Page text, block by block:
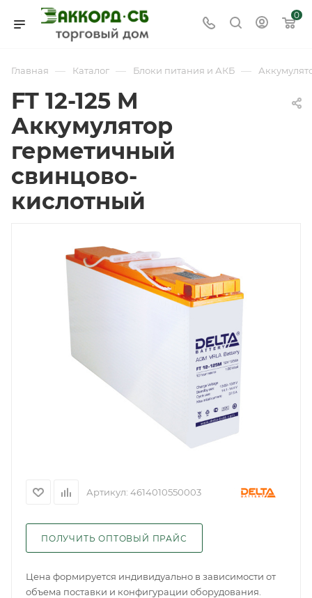
0
Главная — Каталог — Блоки питания и АКБ —
FT 12-125 M
Аккумулятор
герметичный
свинцово-
кислотный
Артикул: 4614010550003
ПОЛУЧИТЬ ОПТОВЫЙ ПРАЙС
Цена формируется индивидуально в зависимости от
объема поставки и конфигурации оборудования.